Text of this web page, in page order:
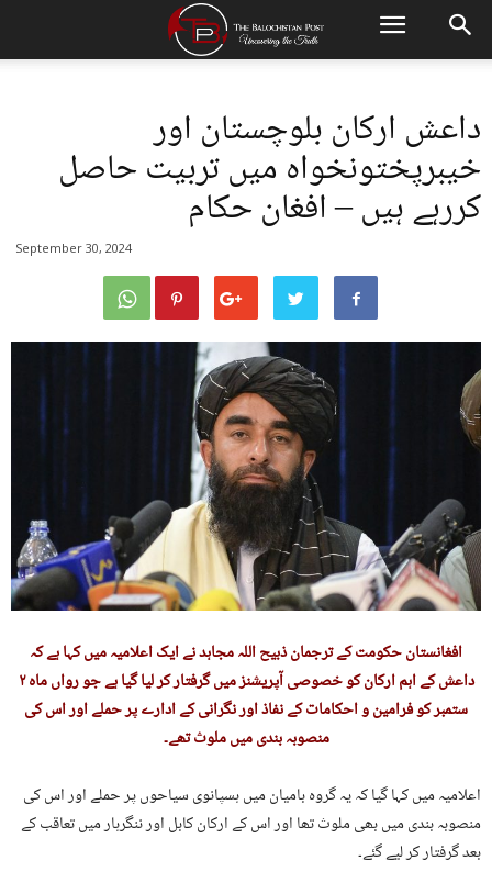
داعش ارکان بلوچستان اور
خیبرپختونخواہ میں تربیت حاصل
کررہے ہیں – افغان حکام
September 30, 2024
افغانستان حکومت کے ترجمان ذبیح اللہ مجاہد نے ایک اعلامیہ میں کہا ہے کہ
داعش کے اہم ارکان کو خصوصی آپریشنز میں گرفتار کر لیا گیا ہے جو رواں ماہ ۲
ستمبر کو فرامین و احکامات کے نفاذ اور نگرانی کے ادارے پر حملے اور اس کی
منصوبہ بندی میں ملوث تھے۔
اعلامیہ میں کہا گیا کہ یہ گروہ بامیان میں ہسپانوی سیاحوں پر حملے اور اس کی
منصوبہ بندی میں بھی ملوث تھا اور اس کے ارکان کابل اور ننگرہار میں تعاقب کے
بعد گرفتار کر لیے گئے۔